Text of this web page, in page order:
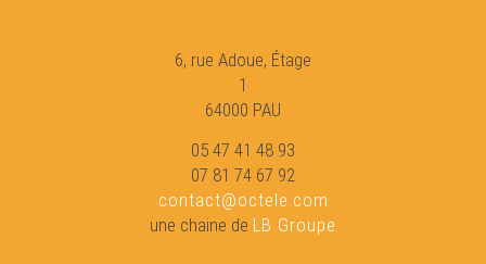
Hèsta de l'Agricultura Paisana - Eveniments
Les sifflantes - Eveniments
6, rue Adoue, Étage
1
64000 PAU
05 47 41 48 93
07 81 74 67 92
contact@octele.com
une chaine de LB Groupe